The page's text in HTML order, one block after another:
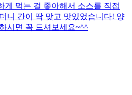
게 먹는 걸 좋아해서 소스를 직접
니 간이 딱 맞고 맛있었습니다! 양
시면 꼭 드셔보세요~^^